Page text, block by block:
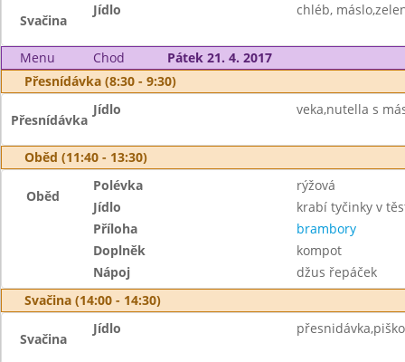
Svačina
Jídlo chléb,
Menu Chod
Pátek 21. 4. 2017
Přesnídávka (8:30 - 9:30)
Přesnídávka
Jídlo veka,nutella s
Oběd (11:40 - 13:30)
Oběd
Polévka
rýžová
Jídlo
krabí tyčinky v
Příloha
brambory
Doplněk
kompot
Nápoj
džus řepáček
Svačina (14:00 - 14:30)
Svačina
Jídlo